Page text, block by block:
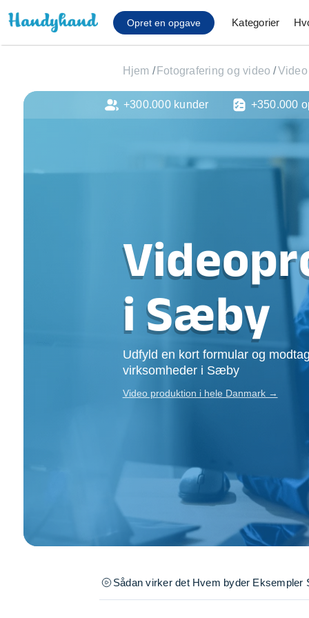
Opret en opgave Kategorier
Affaldsfjernelse
Cykel reparation
Installation af
Møbelsamling og
Ophængning af
Opsætning af
Tømrer
Tunge løft
Underholdning
Se alle...
Hjem / Fotografering og video /
i Sæby
Udfyld en kort formular og
virksomheder i Sæby
Video produktion i hele Danmark →
+300.000 kunder +350.000
Sådan virker det Hvem byder Eksempler